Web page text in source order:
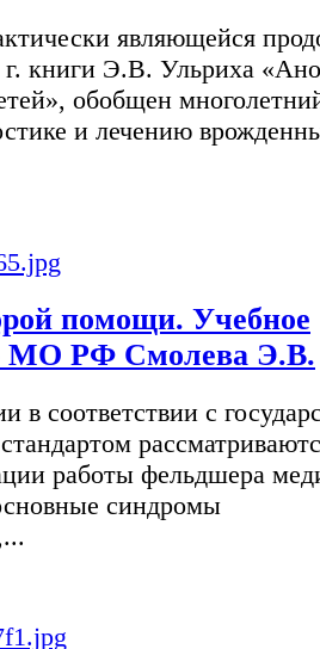
являющейся
книги Э.В. Ульриха
обобщен
и лечению
помощи. Учебное
МО РФ Смолева Э.В.
в соответствии с
работы фельдшера
синдромы